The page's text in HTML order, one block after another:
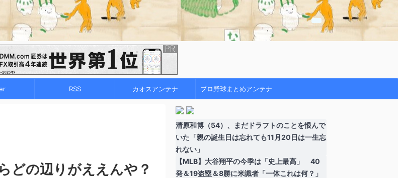
RSS カオスアンテナ プロ野球まとめアンテナ
どの辺りがええんや？
清原和博（54）、まだドラフトのことを恨んで
いた「親の誕生日は忘れても11月20日は一生忘
れない」
【MLB】大谷翔平の今季は「史上最高」 40
発＆19盗塁＆8勝に米識者「一体これは何？」